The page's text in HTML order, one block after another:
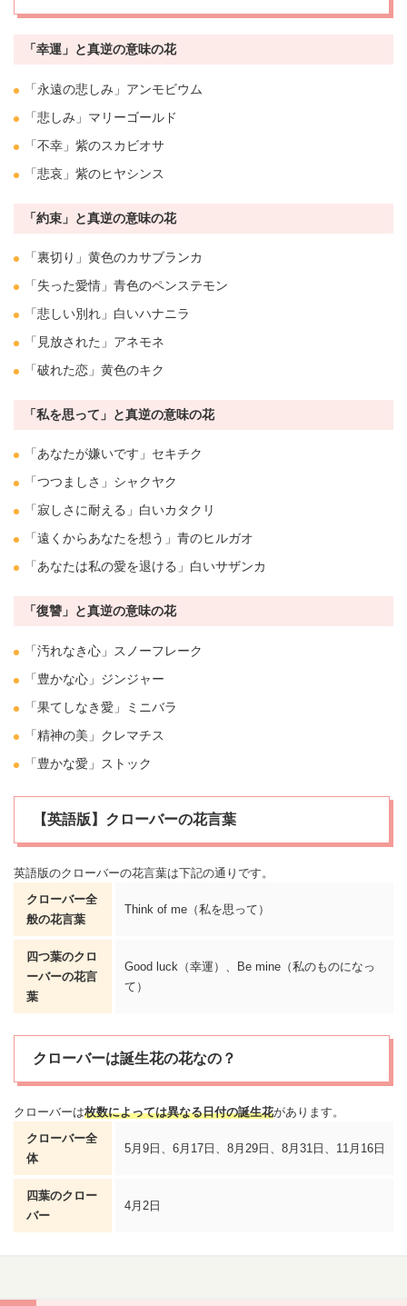
「幸運」と真逆の意味の花
「永遠の悲しみ」アンモビウム
「悲しみ」 マリーゴールド
「不幸」紫のスカビオサ
「悲哀」紫のヒヤシンス
「約束」と真逆の意味の花
「裏切り 」黄色のカサブランカ
「失った愛情」青色のペンステモン
「悲しい別れ 」白いハナニラ
「見放された」 アネモネ
「破れた恋」黄色のキク
「私を思って」と真逆の意味の花
「あなたが嫌いです」セキチク
「つつましさ」 シャクヤク
「寂しさに耐える」白いカタクリ
「遠くからあなたを想う」青のヒルガオ
「あなたは私の愛を退ける」白いサザンカ
「復讐」と真逆の意味の花
「汚れなき心」
スノーフレーク
「豊かな心」ジンジャー
「果てしなき愛 」
ミニバラ
「精神の美」 クレマチス
「豊かな愛」
ストック
【英語版】クローバーの花言葉
英語版のクローバーの花言葉は下記の通りです。
クローバー全
般の花言葉
Think of me（私を思って）
四つ葉のクロ
ーバーの花言
葉
Good luck（幸運）、Be mine（私のものになっ
て）
クローバーは誕生花の花なの？
クローバーは枚数によっては異なる日付の誕生花があります。
クローバー全
体
5月9日 6月17日 8月29日 8月31日 11月16日
四葉のクロー
バー
4月2日